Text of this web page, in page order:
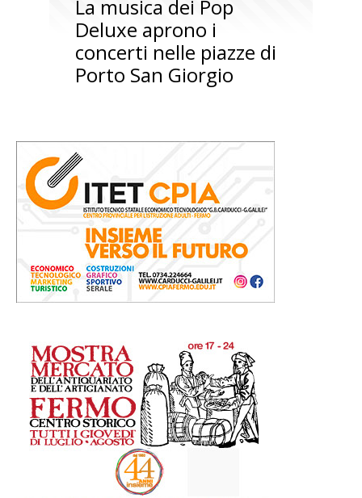
La musica dei Pop
Deluxe aprono i
concerti nelle piazze di
Porto San Giorgio